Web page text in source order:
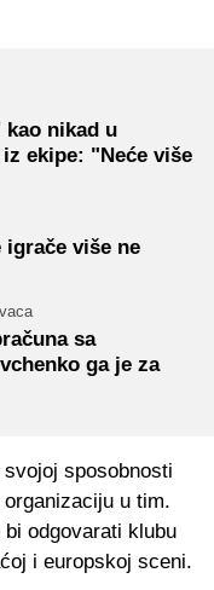
nikad u
ekipe: "Neće više
više ne
sa
ga je za
sposobnosti
u tim.
odgovarati klubu
i europskoj sceni.